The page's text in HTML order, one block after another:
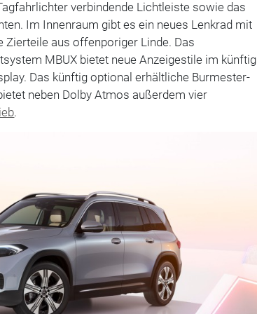
verbindende Lichtleiste sowie das
Im Innenraum gibt es ein neues Lenkrad mit
Zierteile aus offenporiger Linde. Das
MBUX bietet neue Anzeigestile im künftig
Das künftig optional erhältliche Burmester-
neben Dolby Atmos außerdem vier
.